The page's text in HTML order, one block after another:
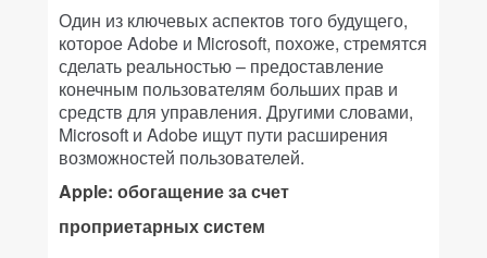
Один из ключевых аспектов того будущего,
которое Adobe и Microsoft, похоже, стремятся
сделать реальностью – предоставление
конечным пользователям больших прав и
средств для управления. Другими словами,
Microsoft и Adobe ищут пути расширения
возможностей пользователей.
Apple: обогащение за счет
проприетарных систем